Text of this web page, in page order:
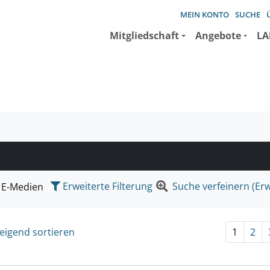
MEIN KONTO SUCHE
Mitgliedschaft Angebote
suchen wollen.
E-Medien Erweiterte Filterung Suche verfeinern
sortieren 1 2